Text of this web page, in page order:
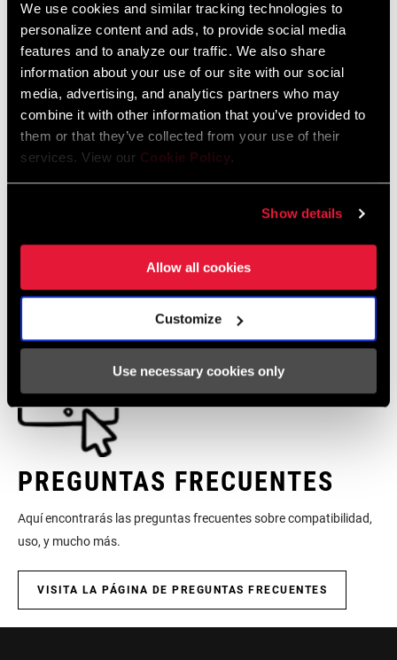
We use cookies and similar tracking technologies to
personalize content and ads, to provide social media
features and to analyze our traffic. We also share
information about your use of our site with our social
media, advertising, and analytics partners who may
combine it with other information that you’ve provided to
them or that they’ve collected from your use of their
services. View our Cookie Policy.
Show details
Allow all cookies
Customize
Use necessary cookies only
Rotación silenciosa.
Mordida suave.
Rendimiento consistente.
6-bolt
Steel
DIAM (ROTOR)
ROTOR TYPE
mantenimiento de los componentes, en el centro de asistencia
VISITAR LA PÁGINA DE SERVICIO
PREGUNTAS FRECUENTES
Aquí encontrarás las preguntas frecuentes sobre compatibilidad,
uso, y mucho más.
VISITA LA PÁGINA DE PREGUNTAS FRECUENTES